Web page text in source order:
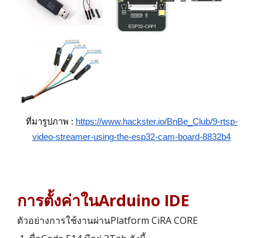
ที่มารูปภาพ : https://www.hackster.io/BnBe_Club/9-rtsp-
video-streamer-using-the-esp32-cam-board-8832b4
การตั้งค่าในArduino IDE
ตัวอย่างการใช้งานผ่านPlatform CiRA CORE